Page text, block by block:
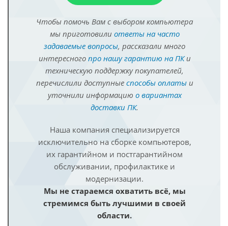
Чтобы помочь Вам с выбором компьютера
мы приготовили ответы на часто
задаваемые вопросы, рассказали много
интересного про нашу гарантию на ПКи
техническую поддержку покупателей,
перечислили доступные способы оплатыи
уточнили информацию о вариантах
доставки ПК.
Наша компания специализируется
исключительно на сборке компьютеров,
их гарантийном и постгарантийном
обслуживании, профилактике и
модернизации.
Мы не стараемся охватить всё, мы
стремимся быть лучшими в своей
области.